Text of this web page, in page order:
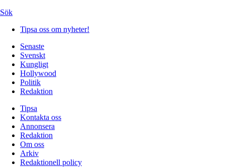
Sök
Tipsa oss om nyheter!
Senaste
Svenskt
Kungligt
Hollywood
Politik
Redaktion
Tipsa
Kontakta oss
Annonsera
Redaktion
Om oss
Arkiv
Redaktionell policy